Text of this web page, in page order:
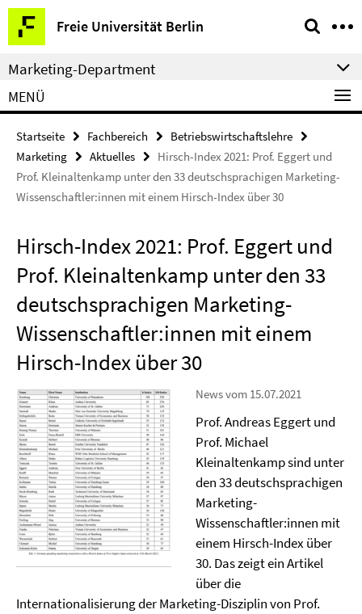
Springe
direkt
zu
Inhalt
Freie Universität Berlin
Service-
Navigation
Marketing-Department
MENÜ
Startseite Fachbereich
Betriebswirtschaftslehre
Marketing
Aktuelles
Hirsch-Index 2021: Prof. Eggert und
Prof. Kleinaltenkamp unter den 33 deutschsprachigen Marketing-
Wissenschaftler:innen mit einem Hirsch-Index über 30
Hirsch-Index 2021: Prof. Eggert und
Prof. Kleinaltenkamp unter den 33
deutschsprachigen Marketing-
Wissenschaftler:innen mit einem
Hirsch-Index über 30
News vom 15.07.2021
Prof. Andreas Eggert und
Prof. Michael
Kleinaltenkamp sind unter
den 33 deutschsprachigen
Marketing-
Wissenschaftler:innen mit
einem Hirsch-Index über
30. Das zeigt ein Artikel
über die
Internationalisierung der Marketing-Disziplin von Prof.